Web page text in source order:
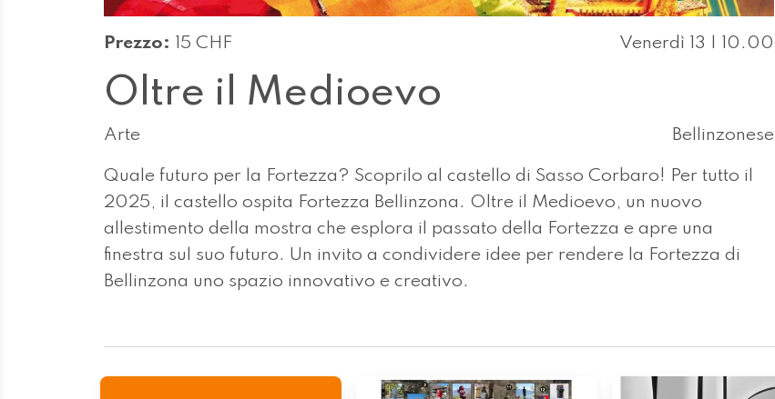
Prezzo: 15 CHF Venerdì 13 | 10.00
Oltre il Medioevo
Arte Bellinzonese
Quale futuro per la Fortezza? Scoprilo al castello di Sasso Corbaro! Per tutto il
2025, il castello ospita Fortezza Bellinzona. Oltre il Medioevo, un nuovo
allestimento della mostra che esplora il passato della Fortezza e apre una
finestra sul suo futuro. Un invito a condividere idee per rendere la Fortezza di
Bellinzona uno spazio innovativo e creativo.